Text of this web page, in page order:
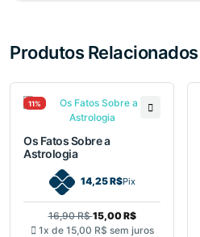
Produtos Relacionados
11%
Os Fatos Sobre a
Astrologia
14,25 R$Pix
16,90 R$15,00 R$
1x de 15,00 R$ sem juros